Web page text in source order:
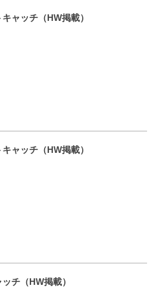
キャッチ（HW掲載）
キャッチ（HW掲載）
ッチ（HW掲載）